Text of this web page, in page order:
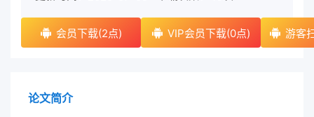
会员下载(2点) VIP会员下载(0点) 游客
论文简介